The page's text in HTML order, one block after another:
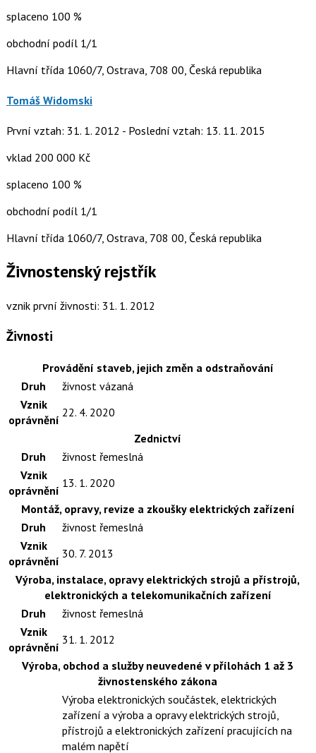
splaceno 100 %
obchodní podíl 1/1
Hlavní třída 1060/7, Ostrava, 708 00, Česká republika
Tomáš Widomski
První vztah: 31. 1. 2012 - Poslední vztah: 13. 11. 2015
vklad 200 000 Kč
splaceno 100 %
obchodní podíl 1/1
Hlavní třída 1060/7, Ostrava, 708 00, Česká republika
Živnostenský rejstřík
vznik první živnosti: 31. 1. 2012
Živnosti
Provádění staveb, jejich změn a odstraňování
Druh
živnost vázaná
Vznik
oprávnění
22. 4. 2020
Zednictví
Druh
živnost řemeslná
Vznik
oprávnění
13. 1. 2020
Montáž, opravy, revize a zkoušky elektrických zařízení
Druh
živnost řemeslná
Vznik
oprávnění
30. 7. 2013
Výroba, instalace, opravy elektrických strojů a přístrojů,
elektronických a telekomunikačních zařízení
Druh
živnost řemeslná
Vznik
oprávnění
31. 1. 2012
Výroba, obchod a služby neuvedené v přílohách 1 až 3
živnostenského zákona
Výroba elektronických součástek, elektrických
zařízení a výroba a opravy elektrických strojů,
přístrojů a elektronických zařízení pracujících na
malém napětí